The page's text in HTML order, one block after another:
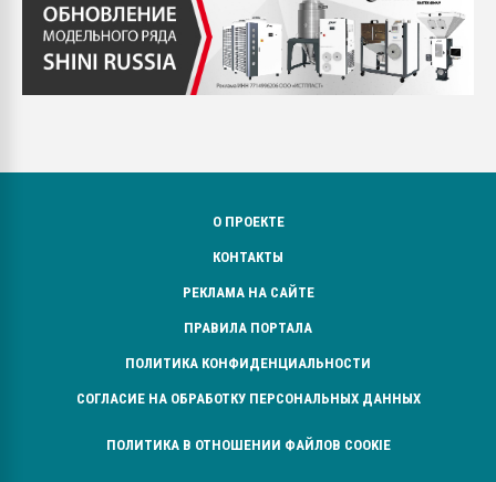
О ПРОЕКТЕ
КОНТАКТЫ
РЕКЛАМА НА САЙТЕ
ПРАВИЛА ПОРТАЛА
ПОЛИТИКА КОНФИДЕНЦИАЛЬНОСТИ
СОГЛАСИЕ НА ОБРАБОТКУ ПЕРСОНАЛЬНЫХ ДАННЫХ
ПОЛИТИКА В ОТНОШЕНИИ ФАЙЛОВ COOKIE